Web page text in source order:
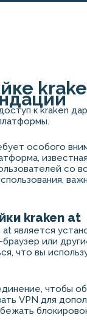
к kraken
особого
со
kraken at
является
или
что вы
чтобы
VPN для